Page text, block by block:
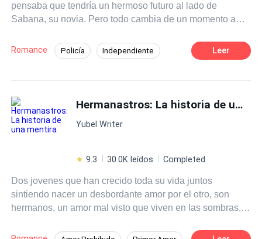
pensaba que tendría un hermoso futuro al lado de
Sabana, su novia. Pero todo cambia de un momento a
Devastado, Kevin piensa que jamás volverá a
enamorarse , pero está totalmente equivocado , ya que
Kevin ser feliz con ella?
Romance Policía Independiente
Traición Amor de casados
Leer
Hermanastros: La historia de una mentira
Yubel Writer
9.3 30.0K leídos Completed
Dos jovenes que han crecido toda su vida juntos
sintiendo nacer un desbordante amor por el otro, son
hermanos, un amor mal visto que viven en las sombras,
por recorrer. Emma y Enzo Ortega, dos hermanos que